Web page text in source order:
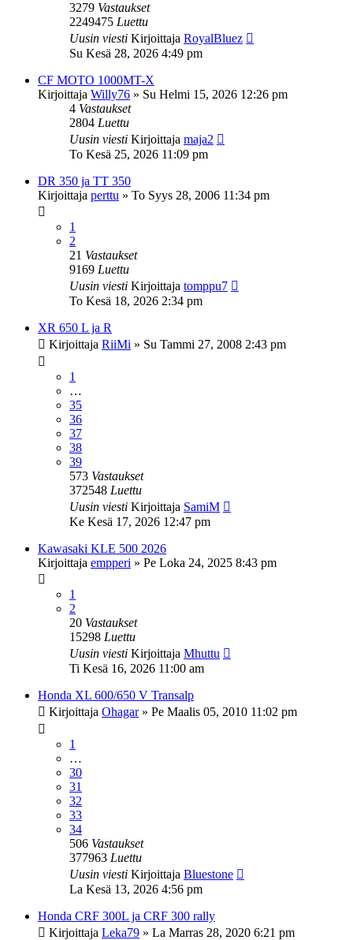
3279 Vastaukset
2249475 Luettu
Uusin viesti Kirjoittaja RoyalBluez
Su Kesä 28, 2026 4:49 pm
CF MOTO 1000MT-X
Kirjoittaja Willy76 » Su Helmi 15, 2026 12:26 pm
4 Vastaukset
2804 Luettu
Uusin viesti Kirjoittaja maja2
To Kesä 25, 2026 11:09 pm
DR 350 ja TT 350
Kirjoittaja perttu » To Syys 28, 2006 11:34 pm
1
2
21 Vastaukset
9169 Luettu
Uusin viesti Kirjoittaja tomppu7
To Kesä 18, 2026 2:34 pm
XR 650 L ja R
Kirjoittaja RiiMi » Su Tammi 27, 2008 2:43 pm
1
…
35
36
37
38
39
573 Vastaukset
372548 Luettu
Uusin viesti Kirjoittaja SamiM
Ke Kesä 17, 2026 12:47 pm
Kawasaki KLE 500 2026
Kirjoittaja empperi » Pe Loka 24, 2025 8:43 pm
1
2
20 Vastaukset
15298 Luettu
Uusin viesti Kirjoittaja Mhuttu
Ti Kesä 16, 2026 11:00 am
Honda XL 600/650 V Transalp
Kirjoittaja Ohagar» Pe Maalis 05, 2010 11:02 pm
1
…
30
31
32
33
34
506 Vastaukset
377963 Luettu
Uusin viesti Kirjoittaja Bluestone
La Kesä 13, 2026 4:56 pm
Honda CRF 300L ja CRF 300 rally
Kirjoittaja Leka79 » La Marras 28, 2020 6:21 pm